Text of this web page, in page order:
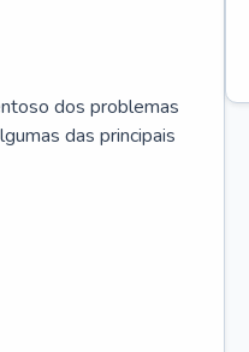
dos problemas
das principais